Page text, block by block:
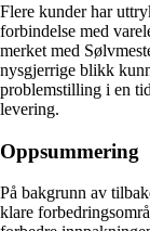
Flere kunder har
forbindelse med
merket med
nysgjerrige blikk
problemstilling i en
levering.
Oppsummering
På bakgrunn av
klare